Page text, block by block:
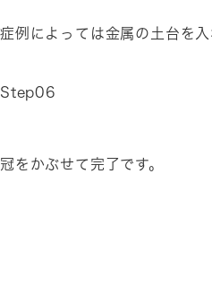
症例によっては金属の土台を入
Step06
冠をかぶせて完了です。